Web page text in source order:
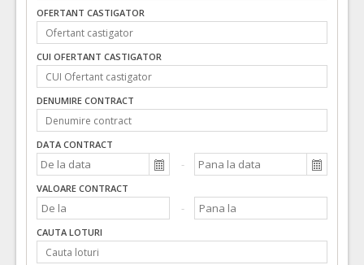
OFERTANT CASTIGATOR
CUI OFERTANT CASTIGATOR
DENUMIRE CONTRACT
DATA CONTRACT
VALOARE CONTRACT
CAUTA LOTURI